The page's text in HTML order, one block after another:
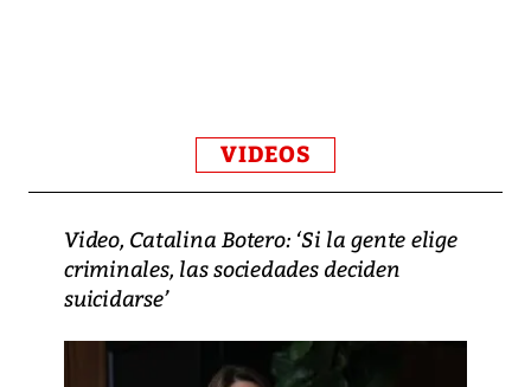
VIDEOS
Video, Catalina Botero: ‘Si la gente elige
criminales, las sociedades deciden
suicidarse’